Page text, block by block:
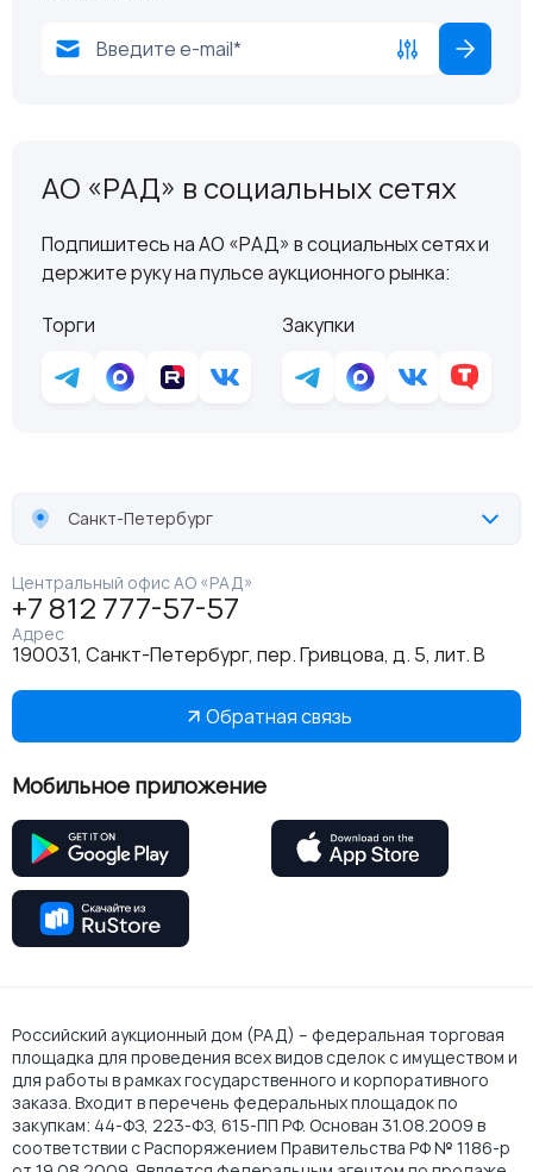
АО «РАД» в социальных сетях
Подпишитесь на АО «РАД» в социальных сетях и
держите руку на пульсе аукционного рынка:
Торги
Закупки
Санкт-Петербург
Центральный офис АО «РАД»
+7 812 777-57-57
Адрес
190031, Санкт-Петербург, пер. Гривцова, д. 5, лит. В
Обратная связь
Мобильное приложение
Российский аукционный дом (РАД) – федеральная торговая
площадка для проведения всех видов сделок с имуществом и
для работы в рамках государственного и корпоративного
заказа. Входит в перечень федеральных площадок по
закупкам: 44-ФЗ, 223-ФЗ, 615-ПП РФ. Основан 31.08.2009 в
соответствии с Распоряжением Правительства РФ № 1186-р